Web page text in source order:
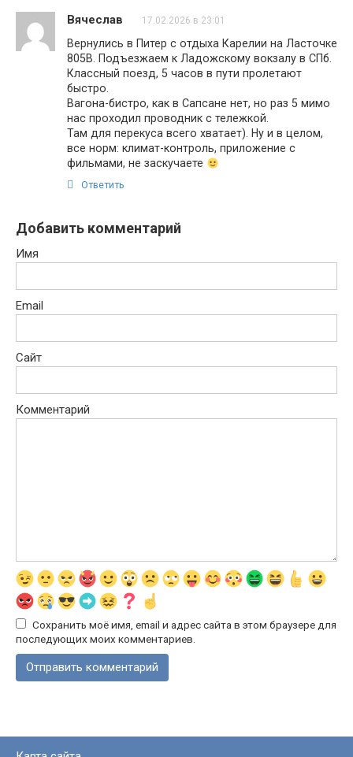
Вячеслав 17.02.2026 в 23:01
Вернулись в Питер с отдыха Карелии на Ласточке
805В. Подъезжаем к Ладожскому вокзалу в СПб.
Классный поезд, 5 часов в пути пролетают
быстро.
Вагона-бистро, как в Сапсане нет, но раз 5 мимо
нас проходил проводник с тележкой.
Там для перекуса всего хватает). Ну и в целом,
все норм: климат-контроль, приложение с
фильмами, не заскучаете
Ответить
Добавить комментарий
Имя
Email
Сайт
Комментарий
Сохранить моё имя, email и адрес сайта в этом браузере для
последующих моих комментариев.